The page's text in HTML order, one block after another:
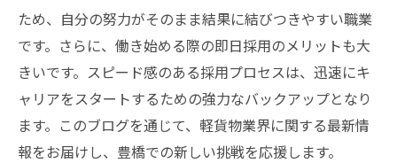
ため、自分の努力がそのまま結果に結びつきやすい職業
です。さらに、働き始める際の即日採用のメリットも大
きいです。スピード感のある採用プロセスは、迅速にキ
ャリアをスタートするための強力なバックアップとなり
ます。このブログを通じて、軽貨物業界に関する最新情
報をお届けし、豊橋での新しい挑戦を応援します。